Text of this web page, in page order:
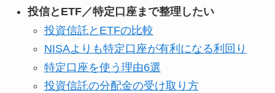
投信とETF／特定口座まで整理したい
投資信託とETFの比較
NISAよりも特定口座が有利になる利回り
特定口座を使う理由6選
投資信託の分配金の受け取り方